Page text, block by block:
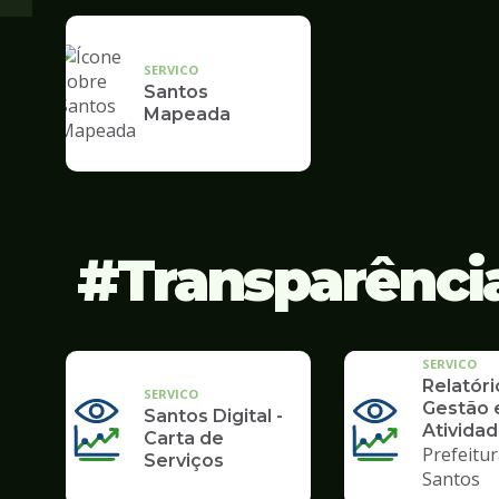
SERVICO
Santos
Mapeada
SERVICO
Santos Digital -
Carta de
Serviços
SERVICO
Gestão
Santos